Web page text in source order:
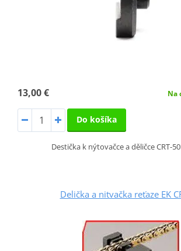
13,00 € Na
Do košíka
Destička k nýtovačce a děličce CRT-
Delička a nitvačka reťaze EK